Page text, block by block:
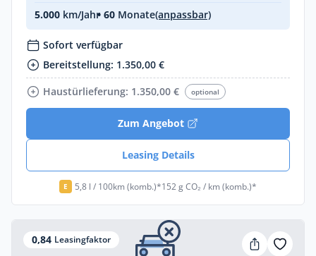
5.000 km/Jahr• 60 Monate(anpassbar)
Sofort verfügbar
Bereitstellung: 1.350,00 €
Haustürlieferung: 1.350,00 €
optional
Zum Angebot
Leasing Details
E 5,8 l / 100km (komb.)*152 g CO₂ / km (komb.)*
0,84 Leasingfaktor